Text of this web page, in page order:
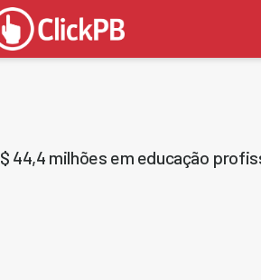
44,4 milhões em educação